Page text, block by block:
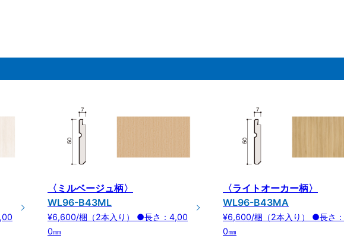
〈ミルベージュ柄〉
WL96-B43ML
¥6,600/梱（2本入り） ●長さ：4,00
0㎜
〈ライトオーカー柄〉
WL96-B43MA
¥6,600/梱（2本入り） ●長さ
0㎜